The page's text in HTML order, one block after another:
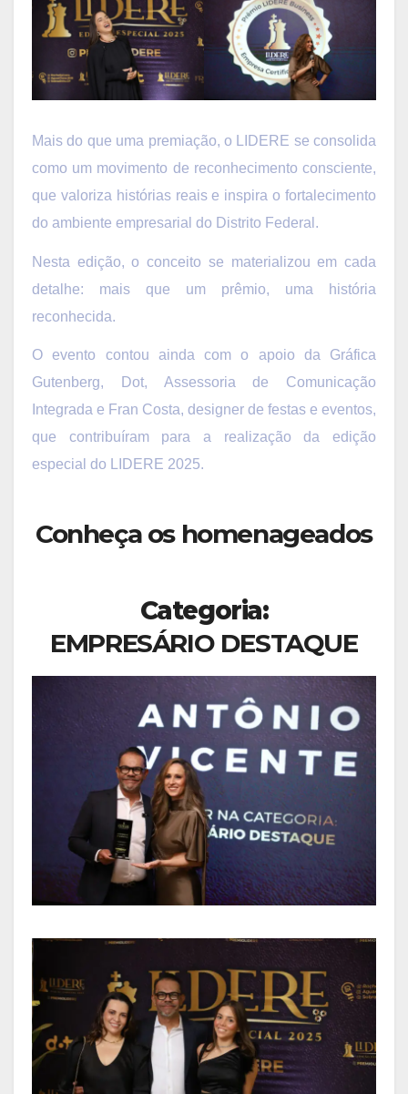
Mais do que uma premiação, o LIDERE se consolida
como um movimento de reconhecimento consciente,
que valoriza histórias reais e inspira o fortalecimento
do ambiente empresarial do Distrito Federal.
Nesta edição, o conceito se materializou em cada
detalhe: mais que um prêmio, uma história
reconhecida.
O evento contou ainda com o apoio da Gráfica
Gutenberg, Dot, Assessoria de Comunicação
Integrada e Fran Costa, designer de festas e eventos,
que contribuíram para a realização da edição
especial do LIDERE 2025.
Conheça os homenageados
Categoria:
EMPRESÁRIO DESTAQUE